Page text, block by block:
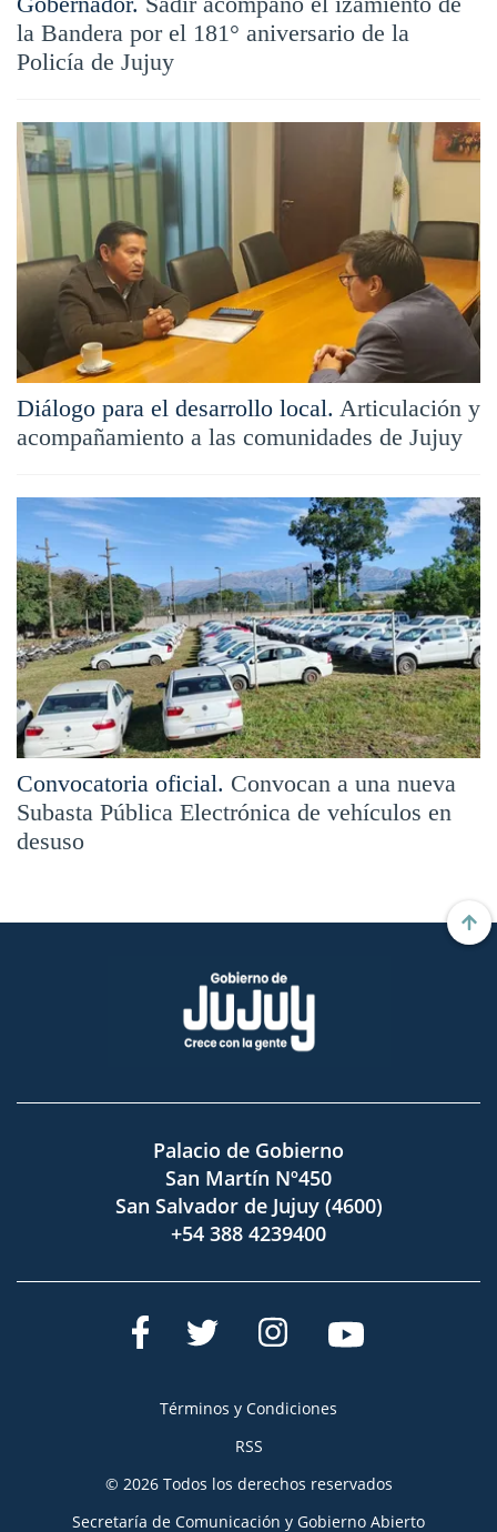
la Bandera por el 181° aniversario de la
Policía de Jujuy
Diálogo para el desarrollo local. Articulación y
acompañamiento a las comunidades de Jujuy
Convocatoria oficial. Convocan a una nueva
Subasta Pública Electrónica de vehículos en
desuso
Palacio de Gobierno
San Martín Nº450
San Salvador de Jujuy (4600)
+54 388 4239400
Términos y Condiciones
RSS
© 2026 Todos los derechos reservados
Secretaría de Comunicación y Gobierno Abierto